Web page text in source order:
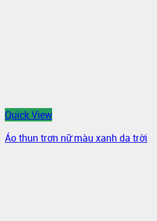
Quick View
Áo thun trơn nữ màu xanh da trời